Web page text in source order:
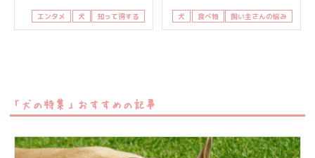
エンタメ 犬 知って得する 犬 食べ物 飼い主さんの悩み
「犬の特集」おすすめの記事